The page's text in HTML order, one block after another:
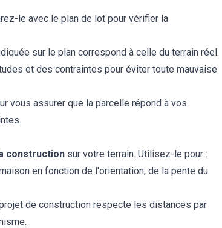
le avec le plan de lot pour vérifier la
sur le plan correspond à celle du terrain réel.
et des contraintes pour éviter toute mauvaise
vous assurer que la parcelle répond à vos
construction sur votre terrain. Utilisez-le pour :
en fonction de l'orientation, de la pente du
de construction respecte les distances par